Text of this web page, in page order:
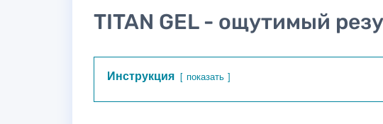
TITAN GEL - ощутимый
Инструкция показать